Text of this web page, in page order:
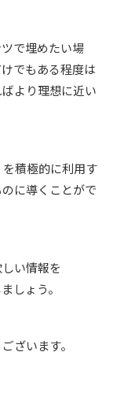
で埋めたい場
でもある程度は
より理想に近い
積極的に利用す
に導くことがで
い情報を
しょう。
ざいます。